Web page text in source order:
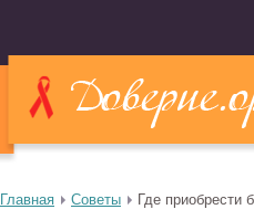
Главная Советы Где приобрести